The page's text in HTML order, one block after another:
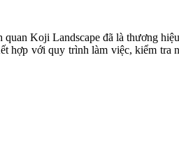
Koji Landscape đã là thương
hợp với quy trình làm việc, kiểm tra